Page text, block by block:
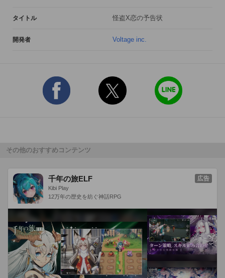
--------------------------
アナタの選択次第で結末が変わります!
※プロローグを無料でプレイできます。
※本編16話は￥480でプレイできます
■遊び方
ゲームの進め方はとても簡単！
１．アプリを起動して「ストーリーを読む」を押す
２．お気に入りのイケメンを選ぶ
３．ストーリーを読み進めながら、選択肢を選んで、イケメン
タイトル 怪盗X恋の予告状
開発者 Voltage inc.
その他のおすすめコンテンツ
千年の旅ELF
Kibi Play
12万年の歴史を紡ぐ神話RPG
広告